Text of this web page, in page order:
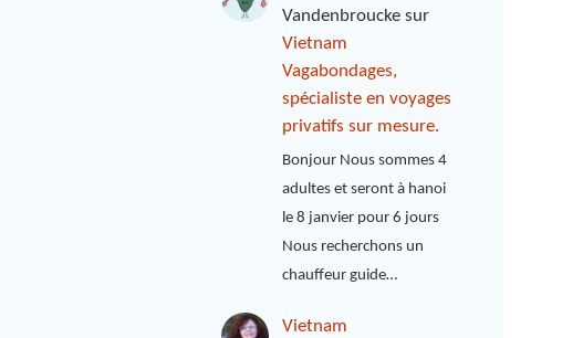
Vandenbroucke sur
Vietnam
Vagabondages,
spécialiste en voyages
privatifs sur mesure.
Bonjour Nous sommes 4
adultes et seront à hanoi
le 8 janvier pour 6 jours
Nous recherchons un
chauffeur guide…
Vietnam